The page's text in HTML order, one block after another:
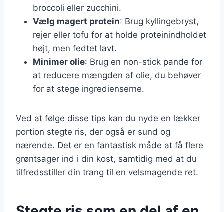
broccoli eller zucchini.
Vælg magert protein: Brug kyllingebryst,
rejer eller tofu for at holde proteinindholdet
højt, men fedtet lavt.
Minimer olie: Brug en non-stick pande for
at reducere mængden af olie, du behøver
for at stege ingredienserne.
Ved at følge disse tips kan du nyde en lækker
portion stegte ris, der også er sund og
nærende. Det er en fantastisk måde at få flere
grøntsager ind i din kost, samtidig med at du
tilfredsstiller din trang til en velsmagende ret.